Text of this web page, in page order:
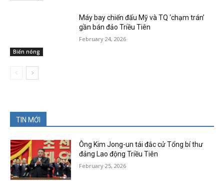
Biển nóng
Máy bay chiến đấu Mỹ và TQ ‘chạm trán’
gần bán đảo Triều Tiên
February 24, 2026
TIN MỚI
Ông Kim Jong-un tái đắc cử Tổng bí thư
đảng Lao động Triều Tiên
February 25, 2026